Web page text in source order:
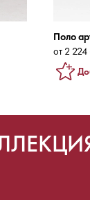
Поло
от 2 224